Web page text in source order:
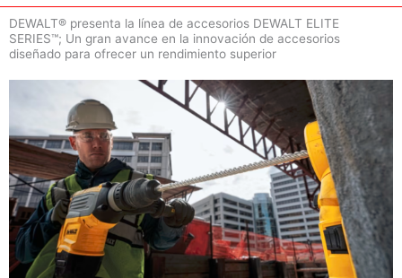
DEWALT® presenta la línea de accesorios DEWALT ELITE
SERIES™; Un gran avance en la innovación de accesorios
diseñado para ofrecer un rendimiento superior